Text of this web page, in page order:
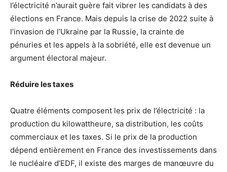
l’électricité n’aurait guère fait vibrer les candidats à des
élections en France. Mais depuis la crise de 2022 suite à
l’invasion de l’Ukraine par la Russie, la crainte de
pénuries et les appels à la sobriété, elle est devenue un
argument électoral majeur.
Réduire les taxes
Quatre éléments composent les prix de l’électricité : la
production du kilowattheure, sa distribution, les coûts
commerciaux et les taxes. Si le prix de la production
dépend entièrement en France des investissements dans
le nucléaire d’EDF, il existe des marges de manœuvre du